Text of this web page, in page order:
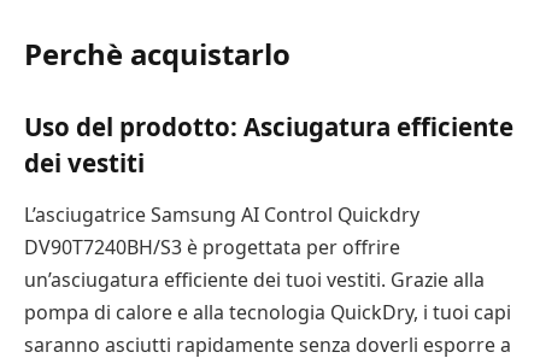
Perchè acquistarlo
Uso del prodotto: Asciugatura efficiente
dei vestiti
L’asciugatrice Samsung AI Control Quickdry
DV90T7240BH/S3 è progettata per offrire
un’asciugatura efficiente dei tuoi vestiti. Grazie alla
pompa di calore e alla tecnologia QuickDry, i tuoi capi
saranno asciutti rapidamente senza doverli esporre a